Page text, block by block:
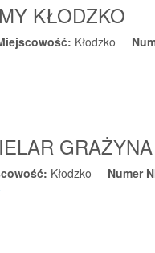
KŁODZKO
Kłodzko
GRAŻYNA
Kłodzko Numer